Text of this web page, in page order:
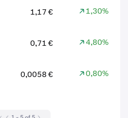
1,17 € 1,30%
0,71 € 4,80%
0,0058 € 0,80%